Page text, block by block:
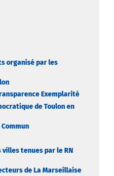
organisé par les
Exemplarité
de Toulon en
tenues par le RN
de La Marseillaise